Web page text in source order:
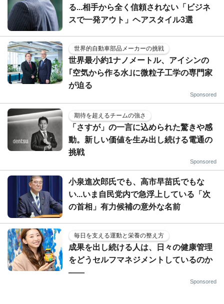
る...相手から全く信頼されない「ビジネ
スで一発アウト」ヘアスタイル3選
世界的自動車部品メーカーの挑戦
世界最小約1ナノメートル、アイシンの
｢空気から作る水｣に微粒子工学の専門家
が迫る
Sponsored
期待を超えるチームの強さ
「さすが」の一言に込められた驚きや感
動。新しい価値を生み出し続ける電通の
挑戦
Sponsored
小泉進次郎氏でも、高市早苗氏でもな
い...いま自民党内で急浮上している「次
の首相」有力候補の意外な名前
毎日を支える運動と栄養の整え方
成果を出し続ける人は、日々の健康管理
をどうセルフマネジメントしているのか
——
Sponsored